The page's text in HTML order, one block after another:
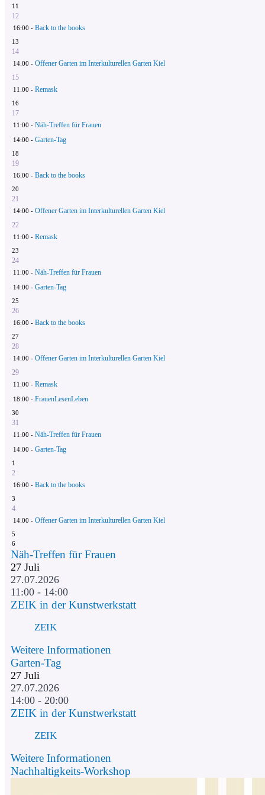
11
12
16:00 - Back to the books
13
14
14:00 - Offener Garten im Interkulturellen Garten Kiel
15
11:00 - Remask
16
17
11:00 - Näh-Treffen für Frauen
14:00 - Garten-Tag
18
19
16:00 - Back to the books
20
21
14:00 - Offener Garten im Interkulturellen Garten Kiel
22
11:00 - Remask
23
24
11:00 - Näh-Treffen für Frauen
14:00 - Garten-Tag
25
26
16:00 - Back to the books
27
28
14:00 - Offener Garten im Interkulturellen Garten Kiel
29
11:00 - Remask
18:00 - FrauenLesenLeben
30
31
11:00 - Näh-Treffen für Frauen
14:00 - Garten-Tag
1
2
16:00 - Back to the books
3
4
14:00 - Offener Garten im Interkulturellen Garten Kiel
5
6
Näh-Treffen für Frauen
27 Juli
27.07.2026
11:00 - 14:00
ZEIK in der Kunstwerkstatt
ZEIK
Weitere Informationen
Garten-Tag
27 Juli
27.07.2026
14:00 - 20:00
ZEIK in der Kunstwerkstatt
ZEIK
Weitere Informationen
Nachhaltigkeits-Workshop